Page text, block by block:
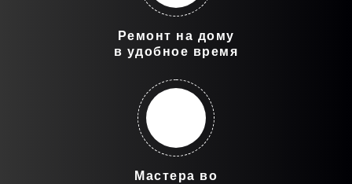
Ремонт на дому
в удобное время
Мастера во